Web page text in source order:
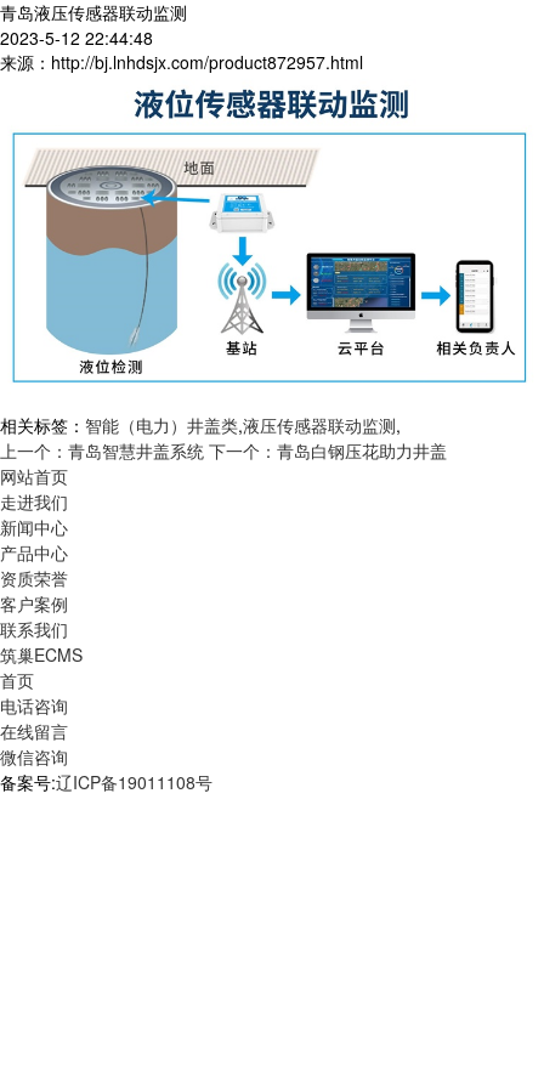
青岛液压传感器联动监测
2023-5-12 22:44:48
来源：http://bj.lnhdsjx.com/product872957.html
相关标签： 智能（电力）井盖类,液压传感器联动监测,
上一个：青岛智慧井盖系统 下一个：青岛白钢压花助力井盖
网站首页
走进我们
新闻中心
产品中心
资质荣誉
客户案例
联系我们
筑巢ECMS
首页
电话咨询
在线留言
微信咨询
备案号:辽ICP备19011108号